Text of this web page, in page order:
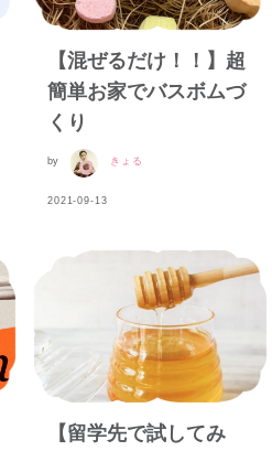
【混ぜるだけ！！】超
簡単お家でバスボムづ
くり
by きょる
2021-09-13
【留学先で試してみ